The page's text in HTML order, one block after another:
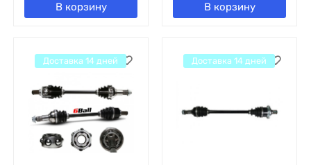
В корзину В корзину
Доставка 14 дней Доставка 14 дней